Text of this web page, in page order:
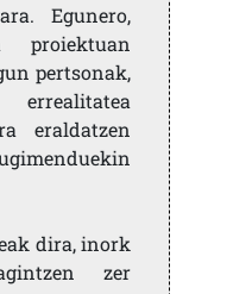
Egunero,
proiektuan
pertsonak,
eraldatzen
dira, inork
zer